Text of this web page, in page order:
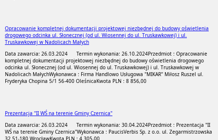
Opracowanie kompletnej dokumentacji projektowej niezbędnej do budowy oświetlenia
drogowego odcinka ul. Słonecznej (od ul. Wiosennej do ul. Truskawkowej) i ul.
Truskawkowej w Nadolicach Małych
Data zawarcia: 26.03.2024 Termin wykonania: 26.10.2024Przedmiot : Opracowanie
kompletnej dokumentacji projektowej niezbędnej do budowy oświetlenia drogowego
odcinka ul. Słonecznej (od ul. Wiosennej do ul. Truskawkowej) i ul. Truskawkowej w
Nadolicach MałychWykonawca : Firma Handlowo Usługowa "MIKAR" Miłosz Ruszel ul.
Fryderyka Chopina 5/1 56-400 OleśnicaKwota PLN : 8 856,00
Prezentacja "II WŚ na terenie Gminy Czernica"
Data zawarcia: 26.03.2024 Termin wykonania: 30.04.2024Przedmiot : Prezentacja "II
WŚ na terenie Gminy Czernica"Wykonawca : PaucisVerbis Sp. z o.o. ul. Zegarmistrzowska
32 51-180 WrocławKwota PLN : 4 305,00